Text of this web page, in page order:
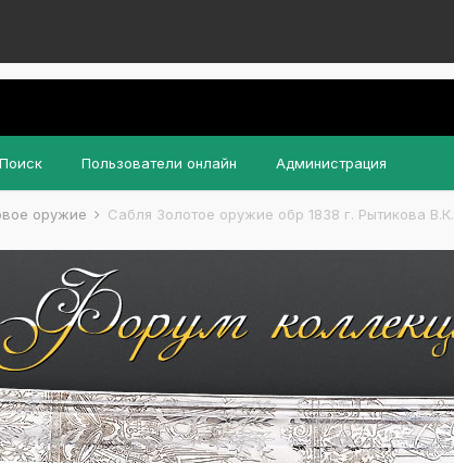
Поиск Пользователи онлайн Администрация
оружие Сабля Золотое оружие обр 1838 г. Рытикова В.К.